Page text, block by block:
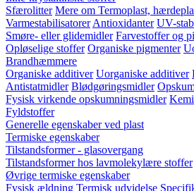
Sfærolitter Mere om Termoplast,
Varmestabilisatorer Antioxidanter UV-
Smøre- eller glidemidler Farvestoffer og
Opløselige stoffer Organiske pigmenter
Brandhæmmere
Organiske additiver Uorganiske additiver
Antistatmidler Blødgøringsmidler
Fysisk virkende opskumningsmidler
Fyldstoffer
Generelle egenskaber ved plast
Termiske egenskaber
Tilstandsformer - glasovergang
Tilstandsformer hos lavmolekylære stoffer
Øvrige termiske egenskaber
Fysisk ældning Termisk udvidelse